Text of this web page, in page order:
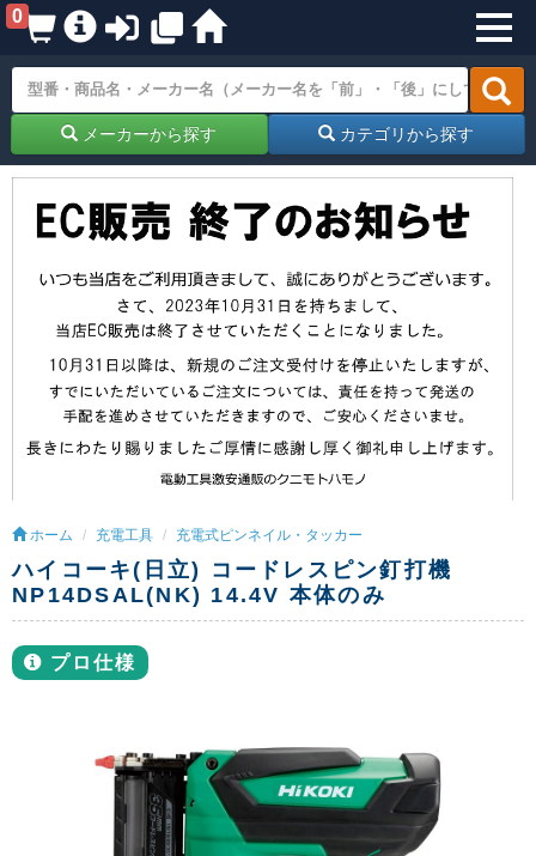
0
メーカーから探す カテゴリから探す
ホーム 充電工具 充電式ピンネイル・タッカー
ハイコーキ(日立) コードレスピン釘打機
NP14DSAL(NK) 14.4V 本体のみ
プロ仕様